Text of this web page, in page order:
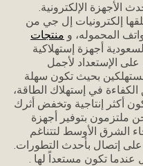
الأجهزة الإلكترونية.
إلكترونيات إل جي من
المحموله، و منتجات
أجهزة إستهلاكية
الإستعداد ﻷجمل
بحيث تكون سهلة
في إستهلاك الطاقة،
أكثر إنتاجية وتخفض أثرك
ملتزمون بتوفير أجهزة
الشرق الأوسط لتتناغم
إتصال بأحدث التطورات.
عندما تكون مستعداً لها .